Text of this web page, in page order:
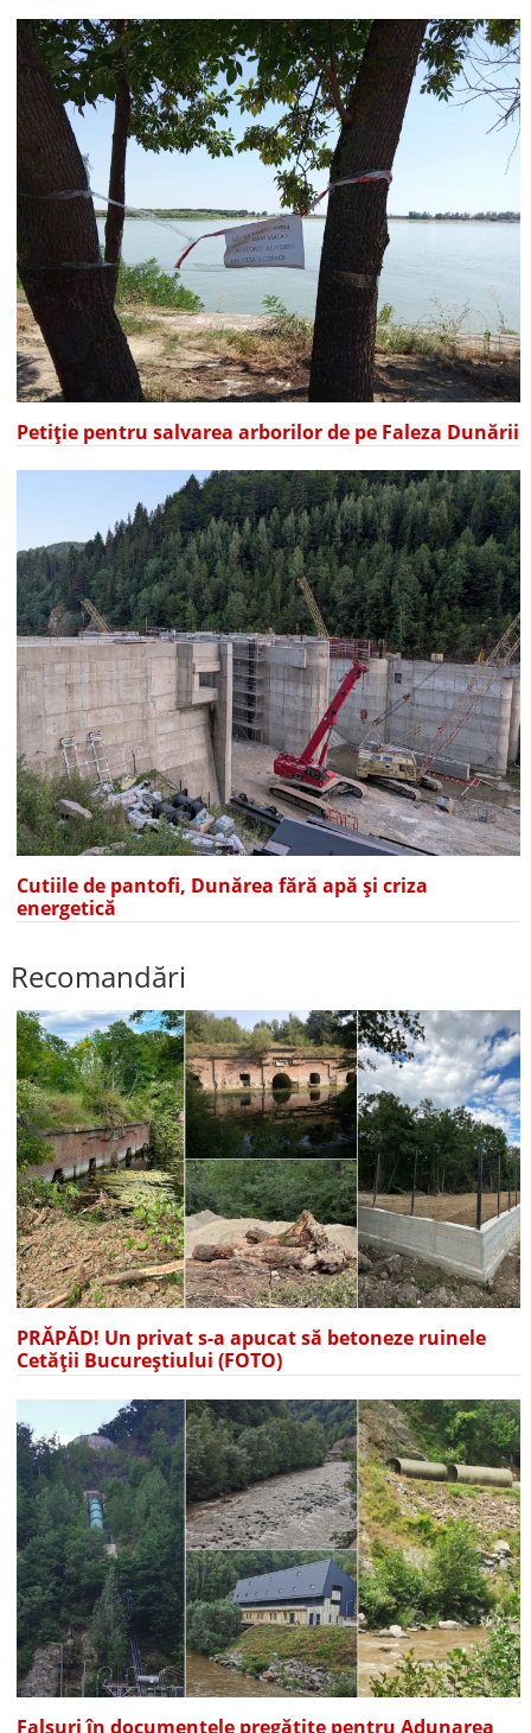
Petiție pentru salvarea arborilor de pe Faleza Dunării
Cutiile de pantofi, Dunărea fără apă și criza
energetică
Recomandări
PRĂPĂD! Un privat s-a apucat să betoneze ruinele
Cetății Bucureștiului (FOTO)
Falsuri în documentele pregătite pentru Adunarea